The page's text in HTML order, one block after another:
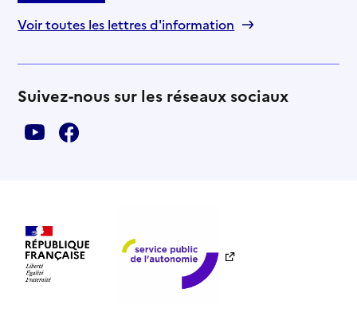
Voir toutes les lettres d'information
Suivez-nous sur les réseaux sociaux